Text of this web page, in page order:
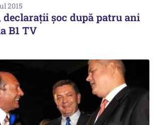
2015
declarații șoc după patru ani
B1 TV